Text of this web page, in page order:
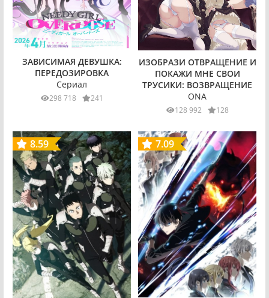
ЗАВИСИМАЯ ДЕВУШКА:
ПЕРЕДОЗИРОВКА
Сериал
298 718 241
ИЗОБРАЗИ ОТВРАЩЕНИЕ И
ПОКАЖИ МНЕ СВОИ
ТРУСИКИ: ВОЗВРАЩЕНИЕ
ONA
128 992 128
8.59 7.09